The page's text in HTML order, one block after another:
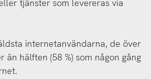
tjänster som levereras via
internetanvändarna, de över
än hälften (58 %) som någon gång